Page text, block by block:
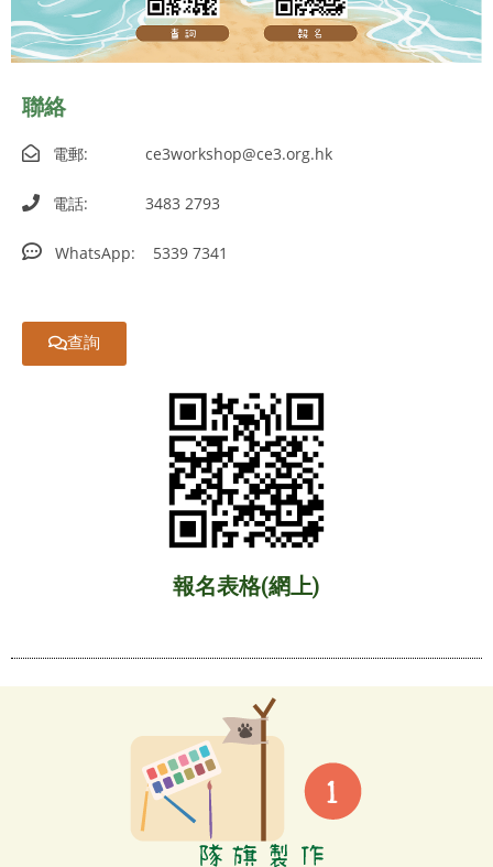
聯絡
 電郵: ce3workshop@ce3.org.hk
 電話: 3483 2793
 WhatsApp: 5339 7341
查詢
報名表格(網上)